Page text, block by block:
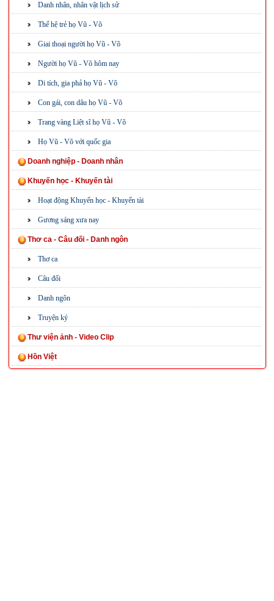
Danh nhân, nhân vật lịch sử
Thế hệ trẻ họ Vũ - Võ
Giai thoại người họ Vũ - Võ
Người họ Vũ - Võ hôm nay
Di tích, gia phả họ Vũ - Võ
Con gái, con dâu họ Vũ - Võ
Trang vàng Liệt sĩ họ Vũ - Võ
Họ Vũ - Võ với quốc gia
Doanh nghiệp - Doanh nhân
Khuyến học - Khuyến tài
Hoạt động Khuyến học - Khuyến tài
Gương sáng xưa nay
Thơ ca - Câu đối - Danh ngôn
Thơ ca
Câu đối
Danh ngôn
Truyện ký
Thư viện ảnh - Video Clip
Hồn Việt